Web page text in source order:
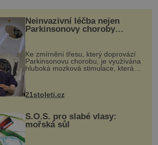
Neinvazivní léčba nejen
Parkinsonovy choroby
Ke zmírnění třesu, který doprovází
Parkinsonovu chorobu, je využívána
hluboká mozková stimulace, která
však vyžaduje vysoce invazivní
zákrok. Ultrazvuk zase není vhodný
k dostatečně přesnému zacílení ...
21stoleti.cz
S.O.S. pro slabé vlasy:
mořská sůl